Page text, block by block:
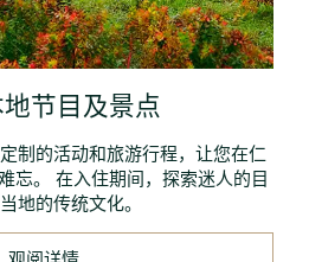
节目及景点
制的活动和旅游行程，让您在仁
忘。 在入住期间，探索迷人的目
地的传统文化。